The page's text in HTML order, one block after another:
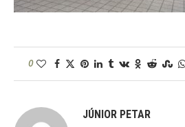
0
JÚNIOR PETAR